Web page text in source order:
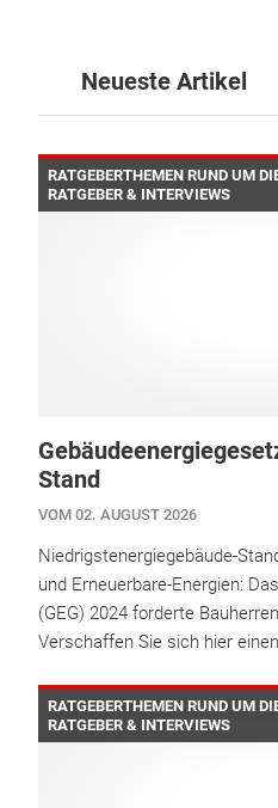
Neueste Artikel
RATGEBERTHEMEN RUND UM
RATGEBER & INTERVIEWS
Stand
VOM 02. AUGUST 2026
Niedrigstenergiegebäude-
und Erneuerbare-Energien:
(GEG) 2024 forderte
Verschaffen Sie sich hier
RATGEBERTHEMEN RUND UM
RATGEBER & INTERVIEWS